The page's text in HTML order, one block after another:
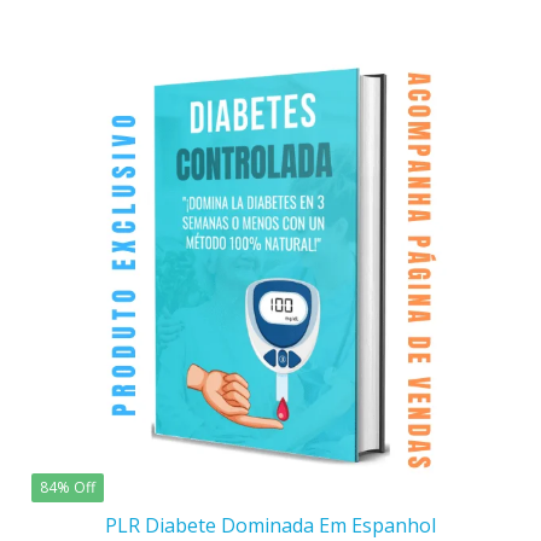
84% Off
PLR Diabete Dominada Em Espanhol